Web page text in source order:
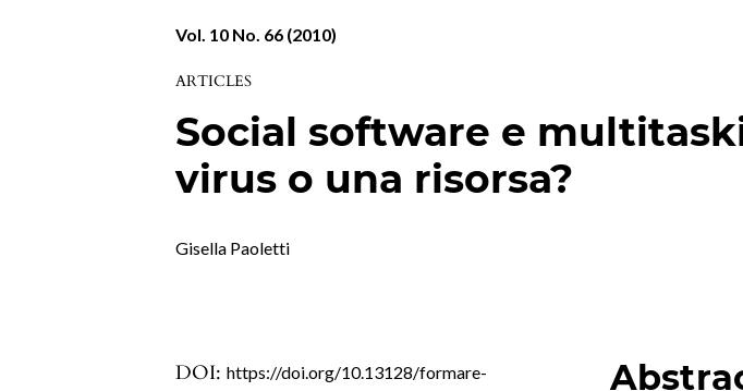
Vol. 10 No. 66 (2010)
ARTICLES
Social software e
virus o una risorsa?
Gisella Paoletti
DOI:https://doi.org/10.13128/formare-